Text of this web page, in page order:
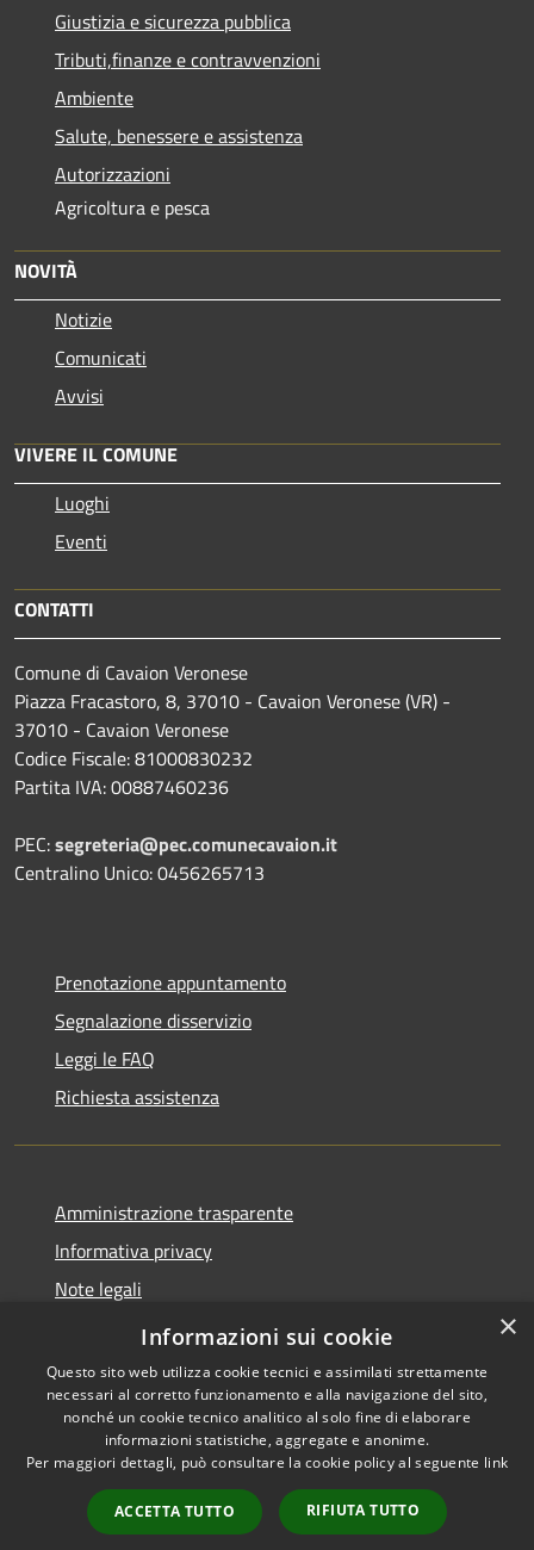
Giustizia e sicurezza pubblica
Tributi,finanze e contravvenzioni
Ambiente
Salute, benessere e assistenza
Autorizzazioni
Agricoltura e pesca
NOVITÀ
Notizie
Comunicati
Avvisi
VIVERE IL COMUNE
Luoghi
Eventi
CONTATTI
Comune di Cavaion Veronese
Piazza Fracastoro, 8, 37010 - Cavaion Veronese (VR) -
37010 - Cavaion Veronese
Codice Fiscale: 81000830232
Partita IVA: 00887460236
PEC:segreteria@pec.comunecavaion.it
Centralino Unico: 0456265713
Prenotazione appuntamento
Segnalazione disservizio
Leggi le FAQ
Richiesta assistenza
Amministrazione trasparente
Informativa privacy
Note legali
Dichiarazione di accessibilità
Accessibilità
Copyright © 2026 • Comune di
Cavaion Veronese • Powered
byMunicipium
Accesso
redazione
×
Informazioni sui cookie
Questo sito web utilizza cookie tecnici e assimilati strettamente
necessari al corretto funzionamento e alla navigazione del sito,
nonché un cookie tecnico analitico al solo fine di elaborare
informazioni statistiche, aggregate e anonime.
Per maggiori dettagli, può consultare la cookie policy al seguente link
ACCETTA TUTTO RIFIUTA TUTTO